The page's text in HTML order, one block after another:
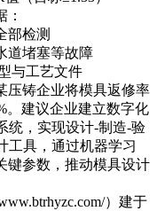
检测
堵塞等故障
与工艺文件
铸企业将模具返修率
。建议企业建立数字化
统，实现设计-制造-验
工具，通过机器学习
键参数，推动模具设计
）建于